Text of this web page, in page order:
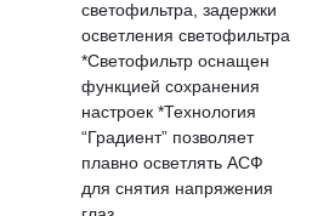
светофильтра, задержки
осветления светофильтра
*Светофильтр оснащен
функцией сохранения
настроек *Технология
“Градиент” позволяет
плавно осветлять АСФ
для снятия напряжения